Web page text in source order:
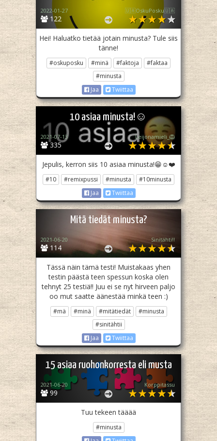
122
2022-01-27 🇺🇦OskuPosku🇺🇦
Hei! Haluatko tietää jotain minusta? Tule siis
tänne!
#oskuposku #minä #faktoja
#faktaa
#minusta
Jaa
Twiittaa
10 asiaa minusta!☺️
335
2021-07-13 Leijonamieli_🦁
Jepulis, kerron siis 10 asiaa minusta!😁☺️❤️
#10 #remixpussi #minusta
#10minusta
Jaa
Twiittaa
Mitä tiedät minusta?
114
2021-06-20 Sinitähti!!
Tässä näin tämä testi! Muistakaas yhen
testin päästä teen spessun koska olen
tehnyt 25 testiä!! Juu ei se nyt hirveen paljo
oo mut saatte äänestää minkä teen :)
#mä #minä #mitätiedät
#minusta
#sinitähtii
Jaa
Twiittaa
15 asiaa ruohonkorresta eli musta
99
2021-06-20 Korppitassu
Tuu tekeen tääää
#minusta